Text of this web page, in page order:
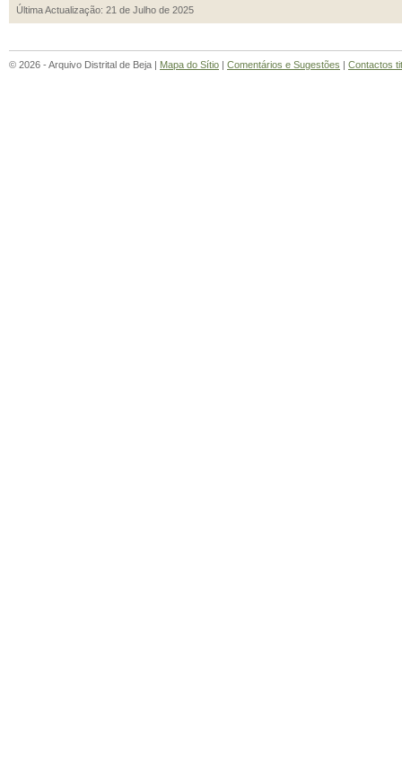
Última Actualização: 21 de Julho de 2025
© 2026 - Arquivo Distrital de Beja | Mapa do Sítio | Comentários e Sugestões | Contactos